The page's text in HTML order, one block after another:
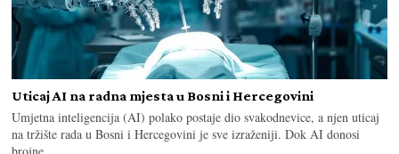
Uticaj AI na radna mjesta u Bosni i Hercegovini
Umjetna inteligencija (AI) polako postaje dio svakodnevice, a njen uticaj
na tržište rada u Bosni i Hercegovini je sve izraženiji. Dok AI donosi